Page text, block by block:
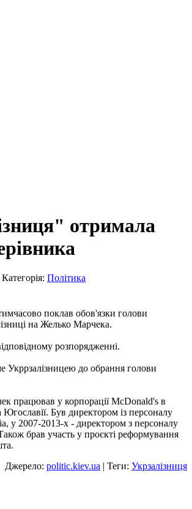
отримала
Політика
поклав обов'язки голови
на Желько Марчека.
розпорядженні.
Укррзалізницею до обрання голови
працював у корпорації McDonald's в
Югославії. Був директором із персоналу
у 2007-2013-х - директором з персоналу
брав участь у проєкті реформування
Джерело: politic.kiev.ua | Теги: Укрзалізниця